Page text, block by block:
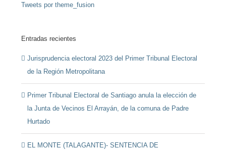
Tweets por theme_fusion
Entradas recientes
Jurisprudencia electoral 2023 del Primer Tribunal Electoral
de la Región Metropolitana
Primer Tribunal Electoral de Santiago anula la elección de
la Junta de Vecinos El Arrayán, de la comuna de Padre
Hurtado
EL MONTE (TALAGANTE)- SENTENCIA DE